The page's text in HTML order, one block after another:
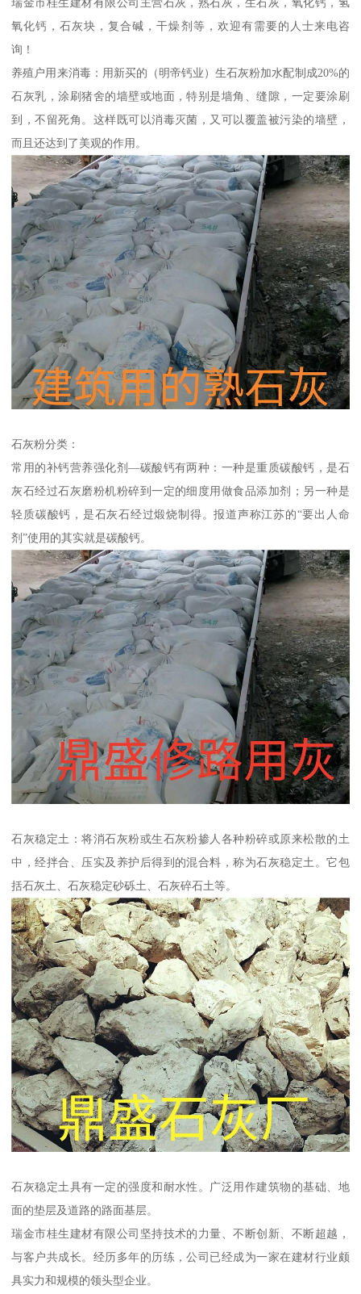
氧化钙，石灰块，复合碱，干燥剂等，欢迎有需要的人士来电咨
询！
养殖户用来消毒：用新买的（明帝钙业）生石灰粉加水配制成20%的
石灰乳，涂刷猪舍的墙壁或地面，特别是墙角、缝隙，一定要涂刷
到，不留死角。这样既可以消毒灭菌，又可以覆盖被污染的墙壁，
而且还达到了美观的作用。
石灰粉分类：
常用的补钙营养强化剂—碳酸钙有两种：一种是重质碳酸钙，是石
灰石经过石灰磨粉机粉碎到一定的细度用做食品添加剂；另一种是
轻质碳酸钙，是石灰石经过煅烧制得。报道声称江苏的“要出人命
剂”使用的其实就是碳酸钙。
石灰稳定土：将消石灰粉或生石灰粉掺人各种粉碎或原来松散的土
中，经拌合、压实及养护后得到的混合料，称为石灰稳定土。它包
括石灰土、石灰稳定砂砾土、石灰碎石土等。
石灰稳定土具有一定的强度和耐水性。广泛用作建筑物的基础、地
面的垫层及道路的路面基层。
瑞金市桂生建材有限公司坚持技术的力量、不断创新、不断超越，
与客户共成长。经历多年的历练，公司已经成为一家在建材行业颇
具实力和规模的领头型企业。